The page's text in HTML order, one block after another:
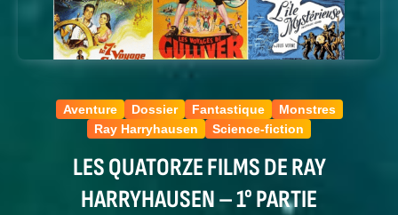
Aventure Dossier Fantastique
Monstres
Ray Harryhausen
Science-fiction
LES QUATORZE FILMS DE RAY
HARRYHAUSEN – 1° PARTIE